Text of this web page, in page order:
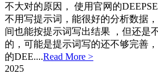
不大对的原因， 使用官网的
不用写提示词，能很好的分析数据
间也能按提示词写出结果 ，但还是
的，可能是提示词写的还不够完善
的DEE....Read More >
2025